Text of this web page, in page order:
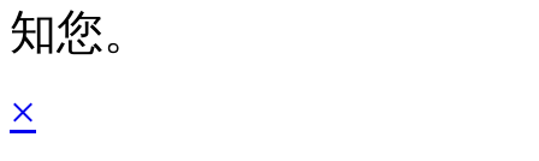
知您。
×